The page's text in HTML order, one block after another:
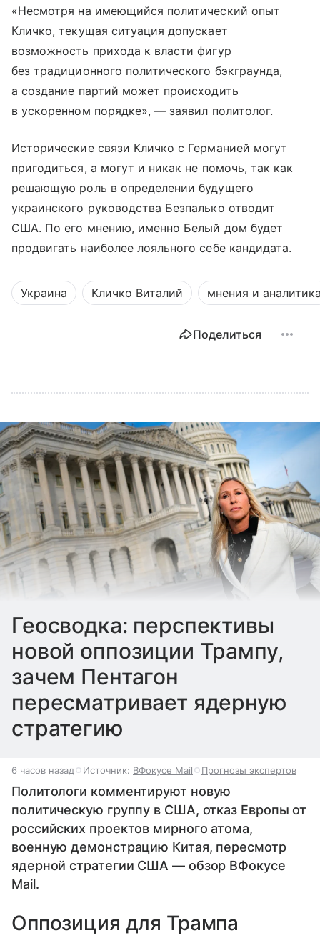
«Несмотря на имеющийся политический опыт
Кличко, текущая ситуация допускает
возможность прихода к власти фигур
без традиционного политического бэкграунда,
а создание партий может происходить
в ускоренном порядке», — заявил политолог.
Исторические связи Кличко с Германией могут
пригодиться, а могут и никак не помочь, так как
решающую роль в определении будущего
украинского руководства Безпалько отводит
США. По его мнению, именно Белый дом будет
продвигать наиболее лояльного себе кандидата.
Украина Кличко Виталий мнения и
Поделиться
Геосводка: перспективы
новой оппозиции Трампу,
зачем Пентагон
пересматривает ядерную
стратегию
6 часов назад Источник: ВФокусе Mail Прогнозы экспертов
Политологи комментируют новую
политическую группу в США, отказ Европы от
российских проектов мирного атома,
военную демонстрацию Китая, пересмотр
ядерной стратегии США — обзор ВФокусе
Mail.
Оппозиция для Трампа